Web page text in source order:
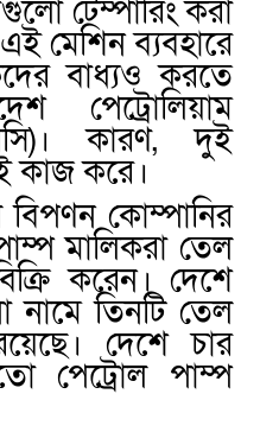
টেম্পারিং করা
মেশিন ব্যবহারে
বাধ্যও করতে
পেট্রোলিয়াম
কারণ, দুই
কাজ করে।
বিপণন কোম্পানির
মালিকরা তেল
করেন। দেশে
নামে তিনটি তেল
দেশে চার
পেট্রোল পাম্প